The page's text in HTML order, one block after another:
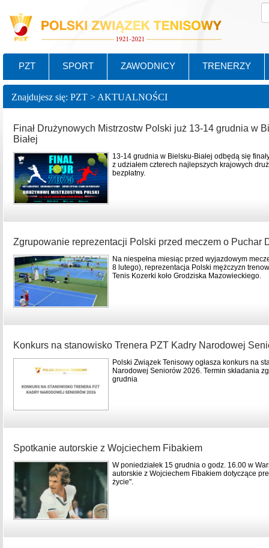
PZT SPORT ZAWODNICY TRENERZY
Znajdujesz się: PZT > AKTUALNOŚCI
Finał Drużynowych Mistrzostw Polski już 13-14 grudnia w
Białej
13-14 grudnia w Bielsku-Białej odbędą się
z udziałem czterech najlepszych krajowych
bezpłatny.
Zgrupowanie reprezentacji Polski przed meczem o Puchar
Na niespełna miesiąc przed wyjazdowym
8 lutego), reprezentacja Polski mężczyzn
Tenis Kozerki koło Grodziska Mazowieckiego.
Konkurs na stanowisko Trenera PZT Kadry Narodowej
Polski Związek Tenisowy ogłasza konkurs na
Narodowej Seniorów 2026. Termin składania
grudnia
Spotkanie autorskie z Wojciechem Fibakiem
W poniedziałek 15 grudnia o godz. 16.00 w
autorskie z Wojciechem Fibakiem dotyczące
życie".